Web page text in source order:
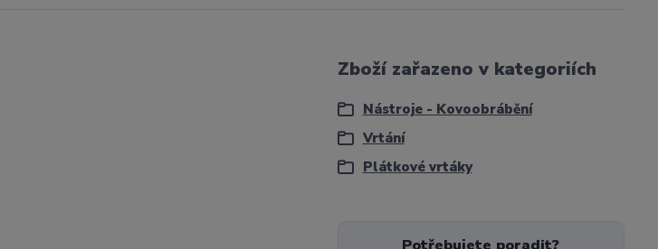
Zboží zařazeno v kategoriích
Nástroje - Kovoobrábění
Vrtání
Plátkové vrtáky